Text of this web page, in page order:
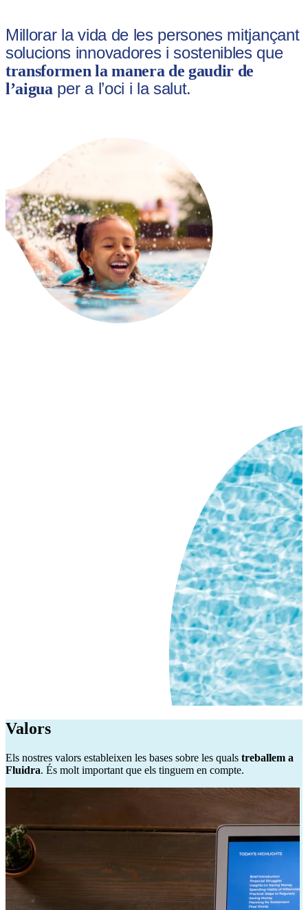
Millorar la vida de les persones mitjançant
solucions innovadores i sostenibles que
transformen la manera de gaudir de
l’aiguaper a l’oci i la salut.
Valors
Els nostres valors estableixen les bases sobre les quals treballem a
Fluidra. És molt important que els tinguem en compte.